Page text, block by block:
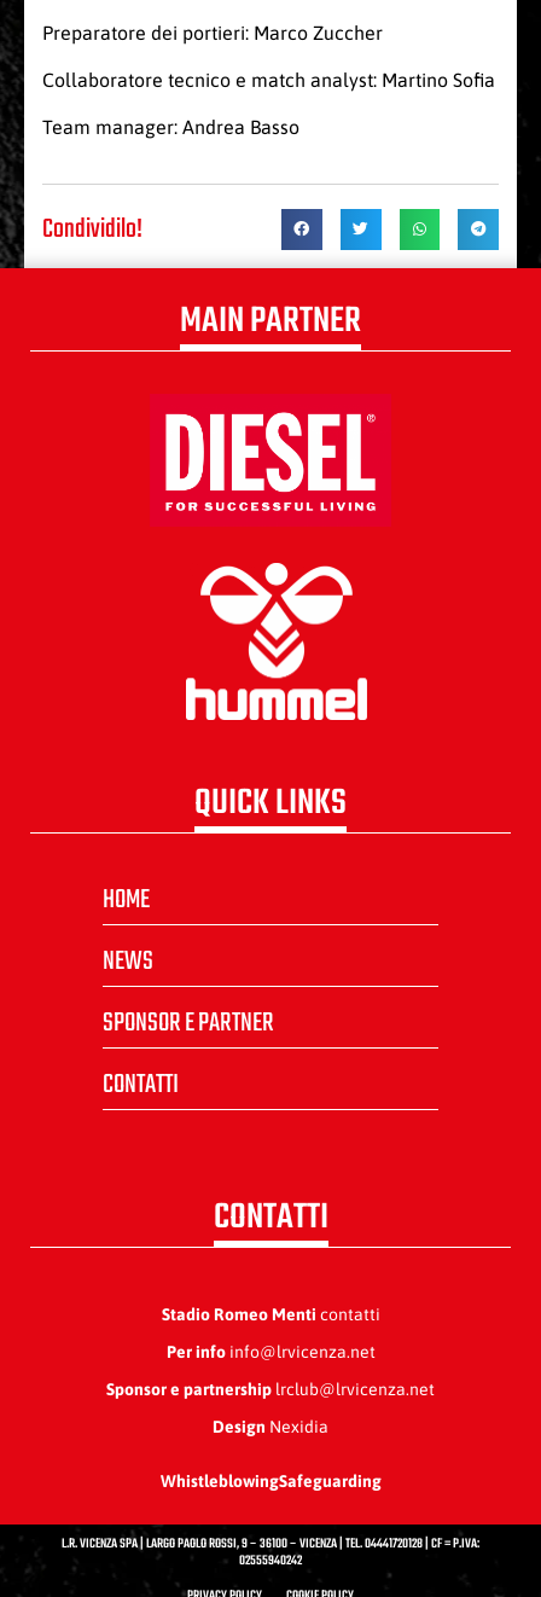
Preparatore dei portieri: Marco Zuccher
Collaboratore tecnico e match analyst: Martino Sofia
Team manager: Andrea Basso
Condividilo!
MAIN PARTNER
QUICK LINKS
HOME
NEWS
SPONSOR E PARTNER
CONTATTI
CONTATTI
Stadio Romeo Menti contatti
Per infoinfo@lrvicenza.net
Sponsor e partnership lrclub@lrvicenza.net
Design Nexidia
WhistleblowingSafeguarding
L.R. VICENZA SPA | LARGO PAOLO ROSSI, 9 – 36100 – VICENZA | TEL. 04441720128 | CF = P.IVA:
02555940242